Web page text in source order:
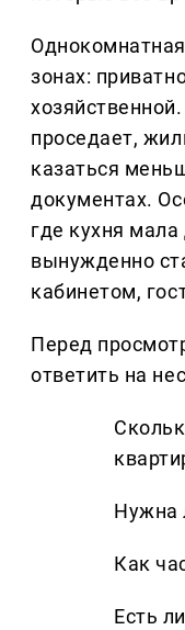
зонах:
проседает,
казаться
документах.
где кухня
вынужденно
кабинетом,
Перед
ответить на
Нужна
Как
Есть